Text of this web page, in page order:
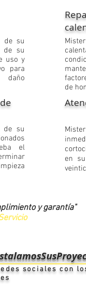
de su
de su
uso y
para
daño
de su
el
de
en
ygarantía"
sociales con